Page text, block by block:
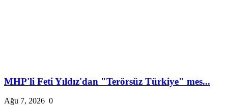
MHP'li Feti Yıldız'dan "Terörsüz Türkiye" mes...
Ağu 7, 2026 0